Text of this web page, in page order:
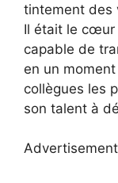
tintement des
Il était le cœur
capable de
en un
collègues les
son talent à